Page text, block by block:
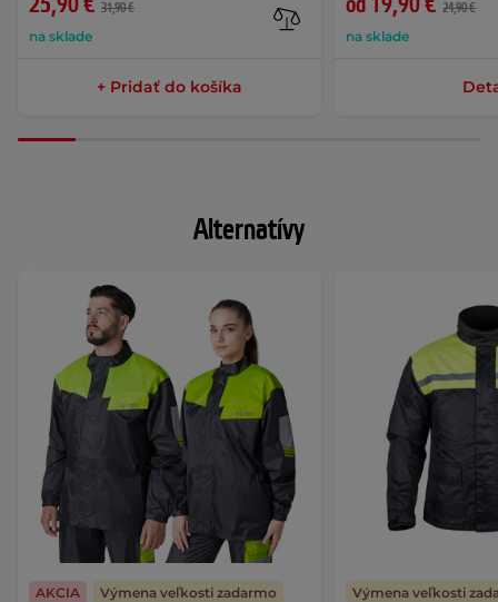
31,90 €
na sklade
+ Pridať do košíka
24,90 €
na sklade
Alternatívy
AKCIA Výmena veľkosti zadarmo Výmena veľkosti